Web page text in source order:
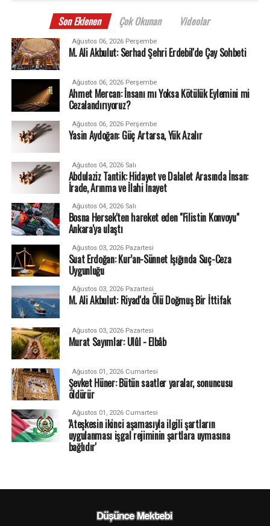
Son Eklenen Çok Okunan Videolar
Ağustos 06, 2026 Perşembe
M. Ali Akbulut: Serhad Şehri Erdebil'de Çay Sohbeti
Ağustos 06, 2026 Perşembe
Ahmet Mercan: İnsanı mı Yoksa Kötülük Eylemini mi
Cezalandırıyoruz?
Ağustos 06, 2026 Perşembe
Yasin Aydoğan: Güç Artarsa, Yük Azalır
Ağustos 04, 2026 Salı
Abdulaziz Tantik: Hidayet ve Dalalet Arasında İnsan:
İrade, Arınma ve İlahi İnayet
Ağustos 04, 2026 Salı
Bosna Hersek'ten hareket eden "Filistin Konvoyu"
Ankara'ya ulaştı
Ağustos 03, 2026 Pazartesi
Suat Erdoğan: Kur’an-Sünnet Işığında Suç-Ceza
Uygunluğu
Ağustos 03, 2026 Pazartesi
M. Ali Akbulut: Riyad'da Ölü Doğmuş Bir İttifak
Ağustos 03, 2026 Pazartesi
Murat Sayımlar: Ulûl - Elbâb
Ağustos 01, 2026 Cumartesi
Şevket Hüner: Bütün saatler yaralar, sonuncusu
öldürür
Ağustos 01, 2026 Cumartesi
'Ateşkesin ikinci aşamasıyla ilgili şartların
uygulanması işgal rejiminin şartlara uymasına
bağlıdır'